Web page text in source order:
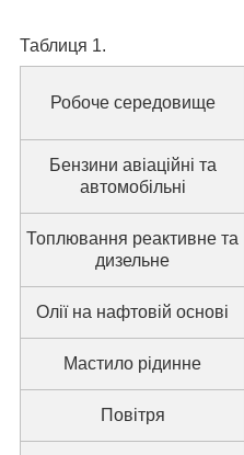
Таблиця 1.
Робоче середовище
Бензини авіаційні та
автомобільні
Топлювання реактивне та
дизельне
Олії на нафтовій основі
Мастило рідинне
Повітря